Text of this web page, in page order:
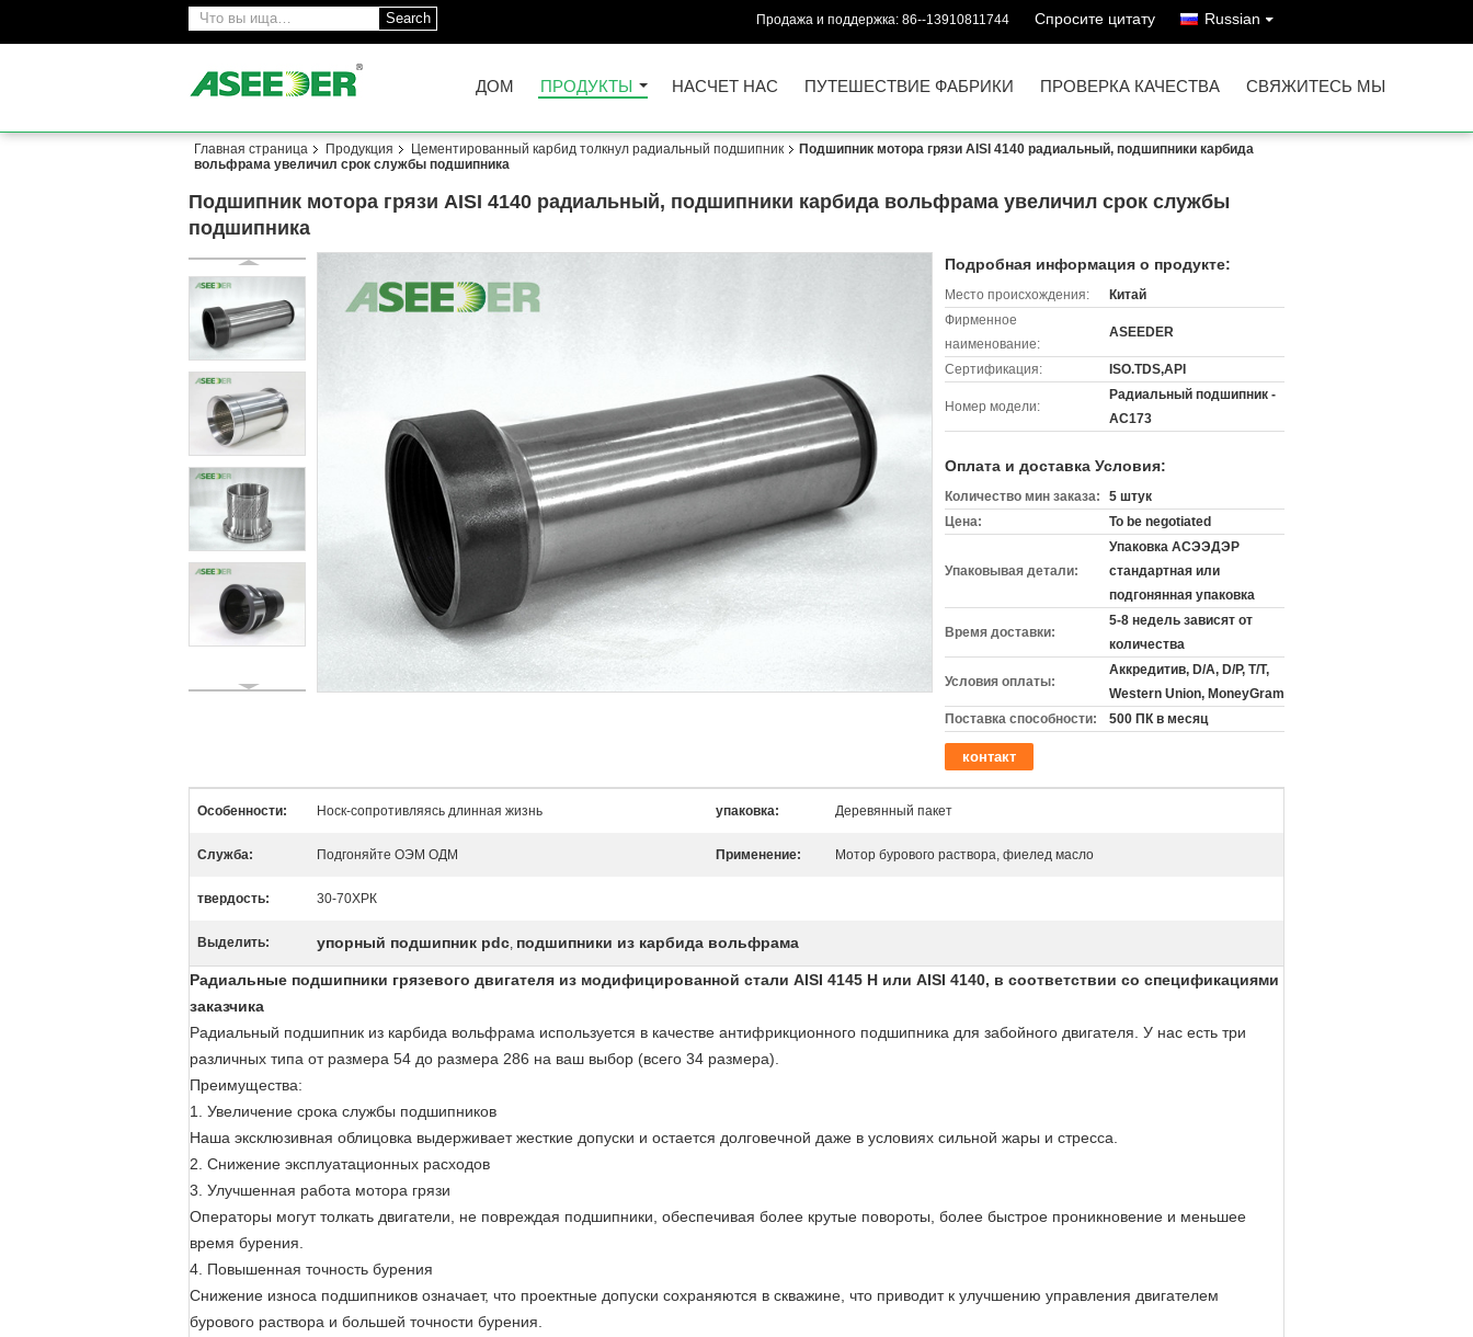
Search Продажа и поддержка: 86--13910811744 Спросите цитату Russian
ДОМ ПРОДУКТЫ НАСЧЕТ НАС ПУТЕШЕСТВИЕ ФАБРИКИ ПРОВЕРКА КАЧЕСТВА СВЯЖИТЕСЬ МЫ
Главная страница Продукция Цементированный карбид толкнул радиальный подшипник
Подшипник мотора грязи AISI 4140 радиальный, подшипники карбида
вольфрама увеличил срок службы подшипника
Подшипник мотора грязи AISI 4140 радиальный, подшипники карбида вольфрама увеличил срок службы
подшипника
Подробная информация о продукте:
Место происхождения:
Китай
Фирменное
наименование:
ASEEDER
Сертификация: ISO.TDS,API
Номер модели:
Радиальный подшипник -
АС173
Оплата и доставка Условия:
Количество мин заказа:
5 штук
Цена:
To be negotiated
Упаковывая детали:
Упаковка АСЭЭДЭР
стандартная или
подгонянная упаковка
Время доставки:
5-8 недель зависят от
количества
Условия оплаты:
Аккредитив, D/A, D/P, T/T,
Western Union, MoneyGram
Поставка способности:
500 ПК в месяц
контакт
Особенности: Носк-сопротивляясь длинная жизнь упаковка: Деревянный пакет
Служба: Подгоняйте ОЭМ ОДМ Применение: Мотор бурового раствора, фиелед масло
твердость: 30-70ХРК
Выделить: упорный подшипник pdc, подшипники из карбида вольфрама
Радиальные подшипники грязевого двигателя из модифицированной стали AISI 4145 H или AISI 4140, в соответствии со спецификациями
заказчика
Радиальный подшипник из карбида вольфрама используется в качестве антифрикционного подшипника для забойного двигателя. У нас есть три
различных типа от размера 54 до размера 286 на ваш выбор (всего 34 размера).
Преимущества:
1. Увеличение срока службы подшипников
Наша эксклюзивная облицовка выдерживает жесткие допуски и остается долговечной даже в условиях сильной жары и стресса.
2. Снижение эксплуатационных расходов
3. Улучшенная работа мотора грязи
Операторы могут толкать двигатели, не повреждая подшипники, обеспечивая более крутые повороты, более быстрое проникновение и меньшее
время бурения.
4. Повышенная точность бурения
Снижение износа подшипников означает, что проектные допуски сохраняются в скважине, что приводит к улучшению управления двигателем
бурового раствора и большей точности бурения.